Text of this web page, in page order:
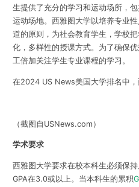
生提供了充分的学习和运动场所，
运动场地。西雅图大学以培养专业
道的原则，为社会教育学生，学校
化，多样性的授课方式。为了确保
工倍加关注学生专业课程的学习。
在2024 US News美国大学排名中，
（截图自USNews.com）
学术要求
西雅图大学要求在校本科生必须保
GPA在3.0或以上。当本科生的累积